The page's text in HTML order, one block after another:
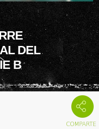
DEL
B